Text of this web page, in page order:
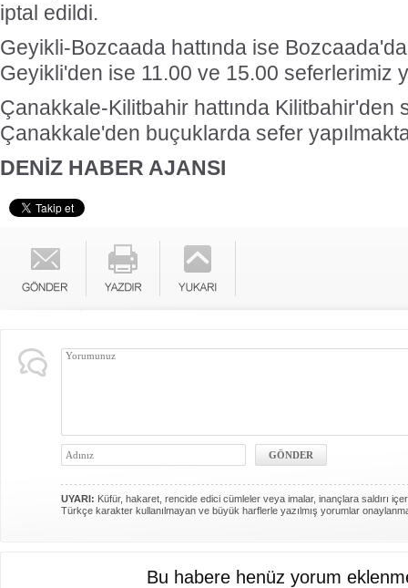
iptal edildi.
Geyikli-Bozcaada hattında ise
Geyikli'den ise 11.00 ve 15.00 seferlerimiz
Çanakkale-Kilitbahir hattında Kilitbahir'den
Çanakkale'den buçuklarda sefer
DENİZ HABER AJANSI
UYARI: Küfür, hakaret, rencide edici cümleler veya imalar, inançlara saldırı
Türkçe karakter kullanılmayan ve büyük harflerle yazılmış yorumlar
Bu habere henüz yorum